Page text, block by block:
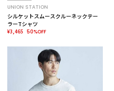
UNION STATION
シルケットスムースクルーネックテー
ラーTシャツ
¥3,465 50%OFF